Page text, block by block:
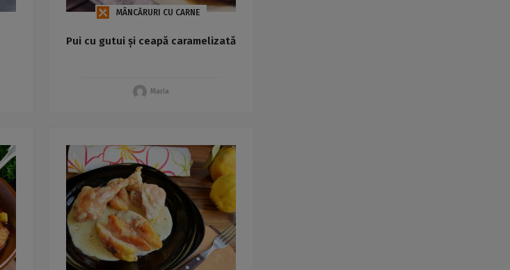
MÂNCĂRURI CU CARNE
Pui cu gutui și ceapă caramelizată
Maria